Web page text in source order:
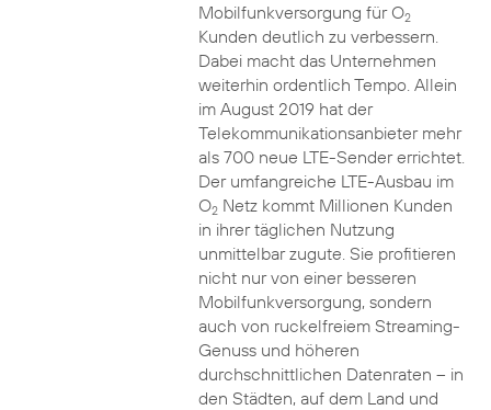
Mobilfunkversorgung für O2
Kunden deutlich zu verbessern.
Dabei macht das Unternehmen
weiterhin ordentlich Tempo. Allein
im August 2019 hat der
Telekommunikationsanbieter mehr
als 700 neue LTE-Sender errichtet.
Der umfangreiche LTE-Ausbau im
O2Netz kommt Millionen Kunden
in ihrer täglichen Nutzung
unmittelbar zugute. Sie profitieren
nicht nur von einer besseren
Mobilfunkversorgung, sondern
auch von ruckelfreiem Streaming-
Genuss und höheren
durchschnittlichen Datenraten – in
den Städten, auf dem Land und